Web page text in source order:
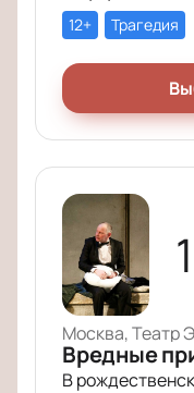
12+ Трагедия
Москва, Театр
Вредные